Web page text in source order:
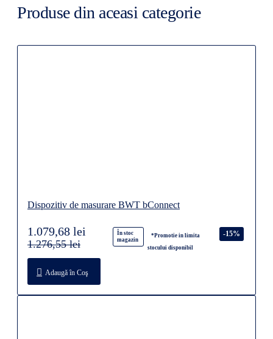
Produse din aceasi categorie
Dispozitiv de masurare BWT bConnect
În stoc
magazin
*Promotie in limita
stocului disponibil
-15%
1.079,68 lei
1.276,55 lei
Adaugă în Coş